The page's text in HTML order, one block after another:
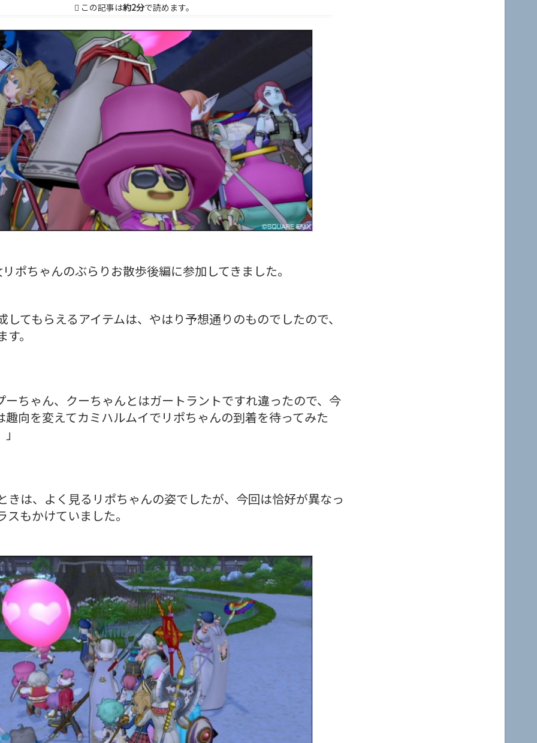
この記事は約2分で読めます。
ポちゃんのぶらりお散歩後編に参加してきました。
してもらえるアイテムは、やはり予想通りのものでしたので、
。
ーちゃん、クーちゃんとはガートラントですれ違ったので、今
趣向を変えてカミハルムイでリポちゃんの到着を待ってみた
きは、よく見るリポちゃんの姿でしたが、今回は恰好が異なっ
スもかけていました。